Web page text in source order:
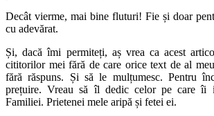
Decât vierme, mai bine fluturi! Fie și doar
cu adevărat.
Și, dacă îmi permiteți, aș vrea ca acest
cititorilor mei fără de care orice text de al
fără răspuns. Și să le mulțumesc. Pentru
prețuire. Vreau să îl dedic celor pe care îi
Familiei. Prietenei mele aripă și fetei ei.